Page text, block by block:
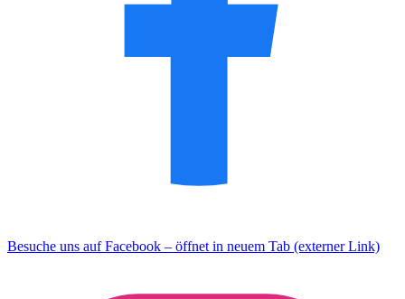
Besuche uns auf Facebook – öffnet in neuem Tab (externer Link)